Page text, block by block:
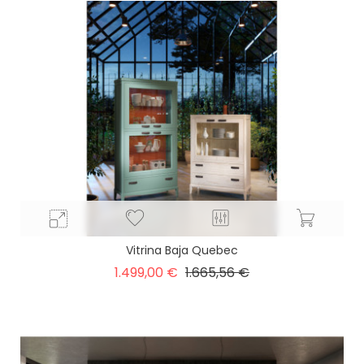
Vitrina Baja Quebec
1.499,00 € Precio
1.665,56 €Precio